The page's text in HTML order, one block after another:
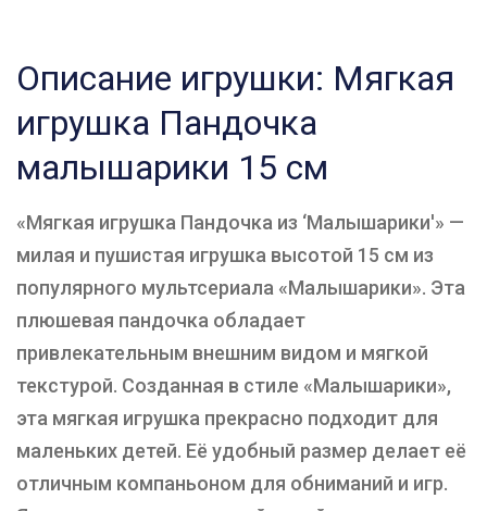
Описание игрушки: Мягкая
игрушка Пандочка
малышарики 15 см
«Мягкая игрушка Пандочка из ‘Малышарики'» —
милая и пушистая игрушка высотой 15 см из
популярного мультсериала «Малышарики». Эта
плюшевая пандочка обладает
привлекательным внешним видом и мягкой
текстурой. Созданная в стиле «Малышарики»,
эта мягкая игрушка прекрасно подходит для
маленьких детей. Её удобный размер делает её
отличным компаньоном для обниманий и игр.